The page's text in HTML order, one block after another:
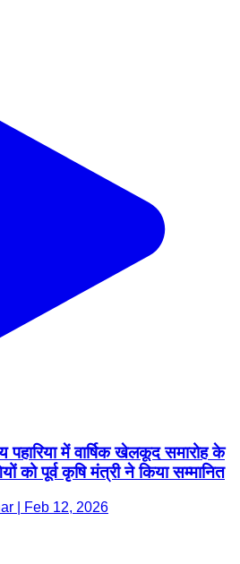
पहारिया में वार्षिक खेलकूद समारोह के
को पूर्व कृषि मंत्री ने किया सम्मानित
| Feb 12, 2026